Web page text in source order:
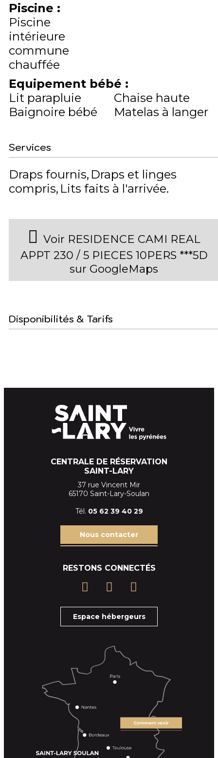
Piscine :
Piscine
intérieure
commune
chauffée
Equipement bébé :
Lit parapluie
Chaise haute
Baignoire bébé
Matelas à langer
Services
Draps fournis Draps et linges
compris Lits faits à l'arrivée
Voir RESIDENCE CAMI REAL
APPT 230 / 5 PIECES 10PERS ***5D
sur GoogleMaps
Disponibilités & Tarifs
CENTRALE DE RÉSERVATION
SAINT-LARY
37 rue Vincent Mir
65170 Saint-Lary-Soulan
Tél. 05 62 39 40 29
Nous contacter
RESTONS CONNECTÉS
Espace hébergeurs